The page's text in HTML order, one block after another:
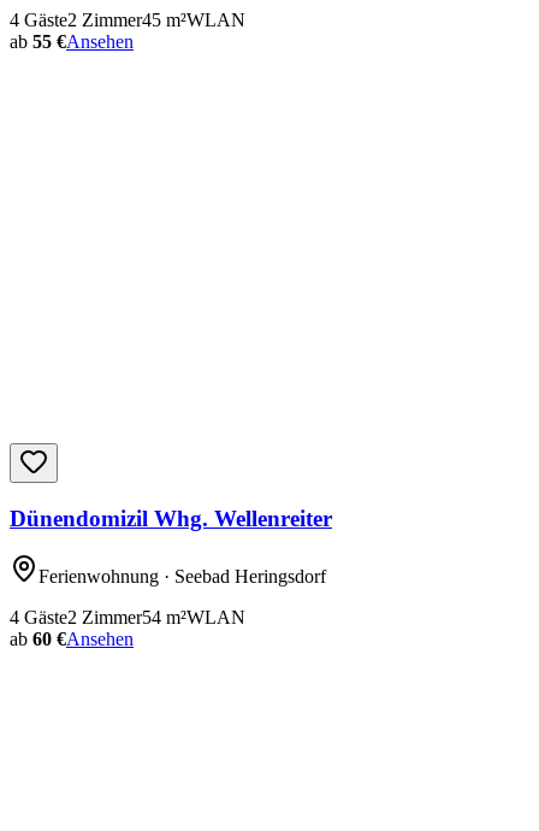
4 Gäste2 Zimmer45 m²WLAN
ab 55 €Ansehen
Dünendomizil Whg. Wellenreiter
Ferienwohnung · Seebad Heringsdorf
4 Gäste2 Zimmer54 m²WLAN
ab 60 €Ansehen